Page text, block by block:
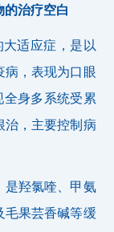
治疗空白
适应症，是以
病，表现为口眼
身多系统受累
治，主要控制病
是羟氯喹、甲氨
毛果芸香碱等缓